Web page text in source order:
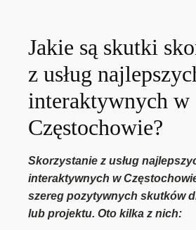
Jakie są skutki
z usług
interaktywnych w
Częstochowie?
Skorzystanie z usług
interaktywnych w
szereg pozytywnych skutków
lub projektu. Oto kilka z nich: